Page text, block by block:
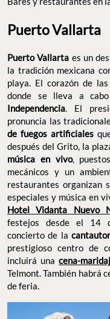
Puerto Vallarta
Puerto Vallarta es un
la tradición mexicana
playa. El corazón de
donde se lleva a
Independencia. El
pronuncia las
de fuegos artificiales
después del Grito, la
música en vivo,
mecánicos y un
restaurantes organizan
especiales y música en
Hotel Vidanta Nuevo
festejos desde el 14
concierto de la
prestigioso centro de
incluirá unacena-
Telmont. También habrá
de feria.